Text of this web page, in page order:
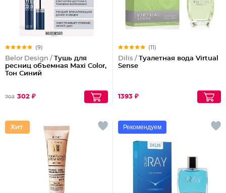
(9)
Belor Design / Тушь для
ресниц объемная Maxi Color,
Тон Синий
703 302 ₽
(11)
Dilis / Туалетная вода Virtual
Sense
1393 ₽
Рекомендуем